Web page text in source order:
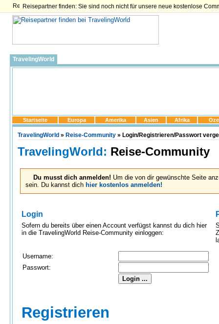
Reisepartner finden: Sie sind noch nicht für unsere neue kostenlose
TravelingWorld
Startseite Europa Amerika Asien Afrika
TravelingWorld » Reise-Community » Login/Registrieren/Passwort
TravelingWorld: Reise-Community
Du musst dich anmelden! Um die von dir gewünschte Seite
sein. Du kannst dich hier kostenlos anmelden!
Login
Sofern du bereits über einen Account verfügst kannst du dich hier
in die TravelingWorld Reise-Community einloggen:
Username:
Passwort:
Registrieren